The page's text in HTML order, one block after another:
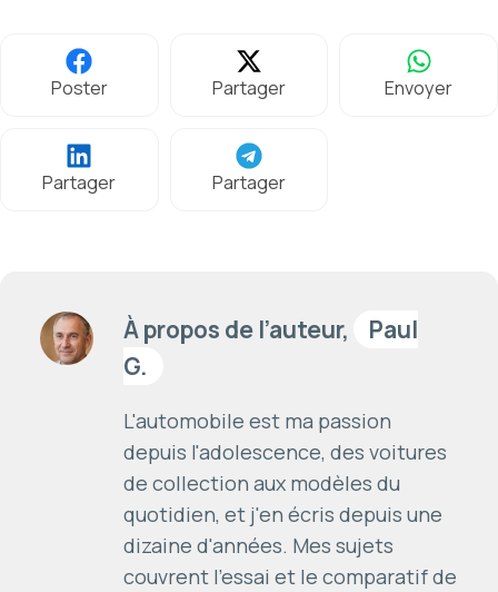
Poster Partager Envoyer
Partager Partager
À propos de l’auteur,
Paul
G.
L'automobile est ma passion
depuis l'adolescence, des voitures
de collection aux modèles du
quotidien, et j'en écris depuis une
dizaine d'années. Mes sujets
couvrent l'essai et le comparatif de